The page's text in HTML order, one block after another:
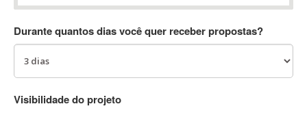
AC3
AccountMate
ACDSee
ACID Pro
ACPI
Durante quantos dias você quer receber propostas?
Visibilidade do projeto